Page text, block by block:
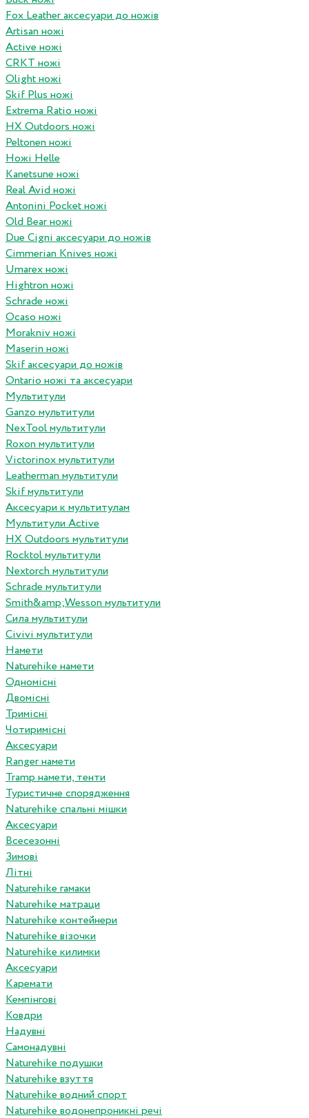
Fox Leather аксесуари до ножів
Artisan ножі
Active ножі
CRKT ножі
Olight ножі
Skif Plus ножі
Extrema Ratio ножі
HX Outdoors ножі
Peltonen ножі
Ножі Helle
Kanetsune ножі
Real Avid ножі
Antonini Pocket ножі
Old Bear ножі
Due Cigni аксесуари до ножів
Cimmerian Knives ножі
Umarex ножі
Hightron ножі
Schrade ножі
Ocaso ножі
Morakniv ножі
Maserin ножі
Skif аксесуари до ножів
Ontario ножі та аксесуари
Мультитули
Ganzo мультитули
NexTool мультитули
Roxon мультитули
Victorinox мультитули
Leatherman мультитули
Skif мультитули
Аксесуари к мультитулам
Мультитули Active
HX Outdoors мультитули
Rocktol мультитули
Nextorch мультитули
Schrade мультитули
Smith&amp;Wesson мультитули
Сила мультитули
Civivi мультитули
Намети
Naturehike намети
Одномісні
Двомісні
Тримісні
Чотиримісні
Аксесуари
Ranger намети
Tramp намети, тенти
Туристичне спорядження
Naturehike спальні мішки
Аксесуари
Всесезонні
Зимові
Літні
Naturehike гамаки
Naturehike матраци
Naturehike контейнери
Naturehike візочки
Naturehike килимки
Аксесуари
Каремати
Кемпінгові
Ковдри
Надувні
Самонадувні
Naturehike подушки
Naturehike взуття
Naturehike водний спорт
Naturehike водонепроникні речі